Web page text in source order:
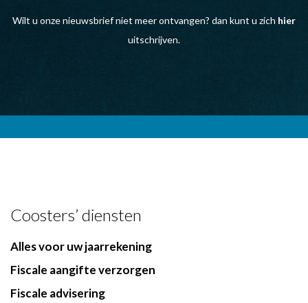
Wilt u onze nieuwsbrief niet meer ontvangen? dan kunt u zich hier
uitschrijven.
Coosters’ diensten
Alles voor uw jaarrekening
Fiscale aangifte verzorgen
Fiscale advisering